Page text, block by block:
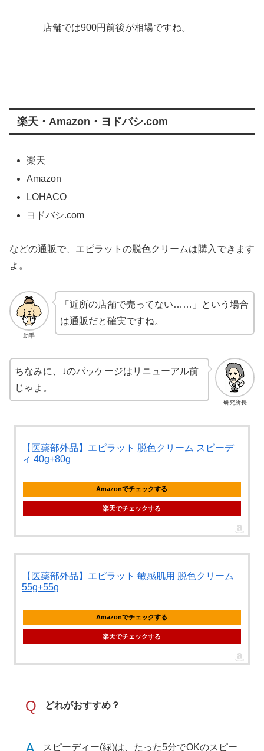
店舗では900円前後が相場ですね。
楽天・Amazon・ヨドバシ.com
楽天
Amazon
LOHACO
ヨドバシ.com
などの通販で、エピラットの脱色クリームは購入できます
よ。
助手
「近所の店舗で売ってない……」という場合
は通販だと確実ですね。
研究所長
ちなみに、↓のパッケージはリニューアル前
じゃよ。
【医薬部外品】エピラット 脱色クリーム スピーデ
ィ 40g+80g
Amazonでチェックする
楽天でチェックする
【医薬部外品】エピラット 敏感肌用 脱色クリーム
55g+55g
Amazonでチェックする
楽天でチェックする
Q どれがおすすめ？
スピーディー(緑)は、たった5分でOKのスピー